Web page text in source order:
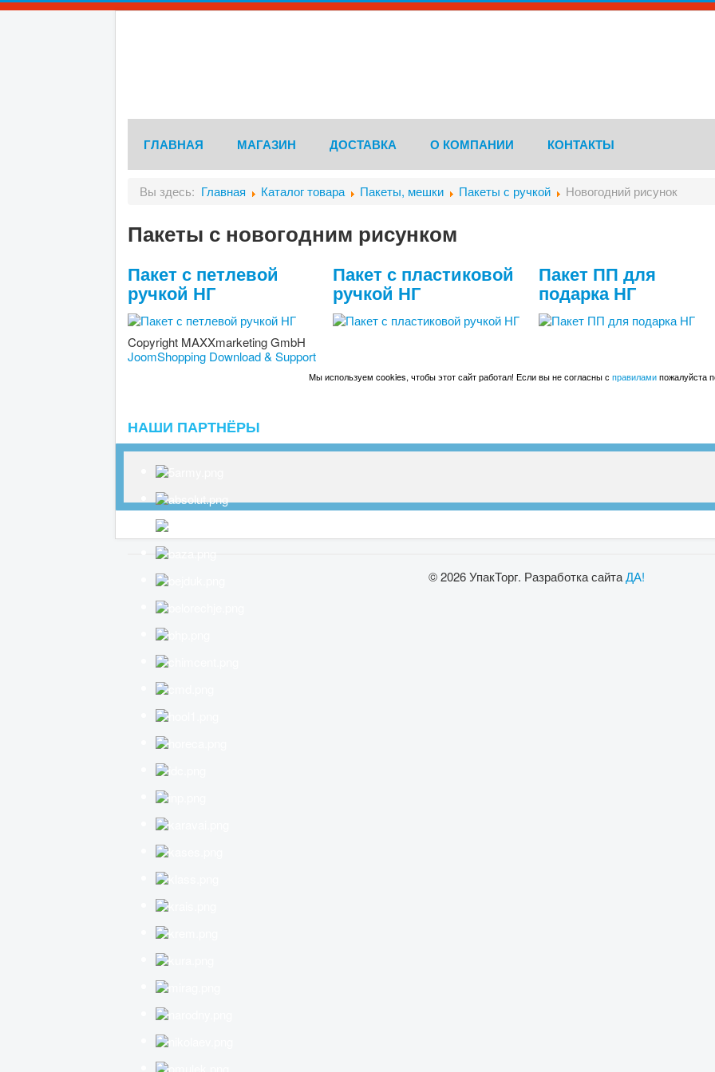
ГЛАВНАЯ МАГАЗИН ДОСТАВКА О КОМПАНИИ КОНТАКТЫ
Вы здесь: Главная Каталог товара Пакеты, мешки Пакеты с ручкой Новогодний рисунок
Пакеты с новогодним рисунком
Пакет с петлевой
ручкой НГ
Пакет с пластиковой
ручкой НГ
Пакет ПП для
подарка НГ
Copyright MAXXmarketing GmbH
JoomShopping Download & Support
Мы используем cookies, чтобы этот сайт работал! Если вы не согласны с правиламипожалуйста
НАШИ ПАРТНЁРЫ
© 2026 УпакТорг. Разработка сайтаДА!